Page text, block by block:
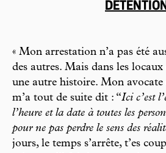
DÉTENTION
« Mon arrestation n’a pas été
des autres. Mais dans les
une autre histoire. Mon avocate
m’a tout de suite dit : “Ici c’est
l’heure et la date à toutes les
pour ne pas perdre le sens des
jours, le temps s’arrête, t’es